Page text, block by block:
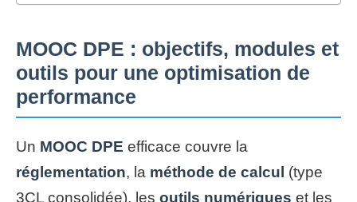
MOOC DPE : objectifs, modules et
outils pour une optimisation de
performance
Un MOOC DPE efficace couvre la
réglementation, la méthode de calcul (type
3CL consolidée), les outils numériques et les